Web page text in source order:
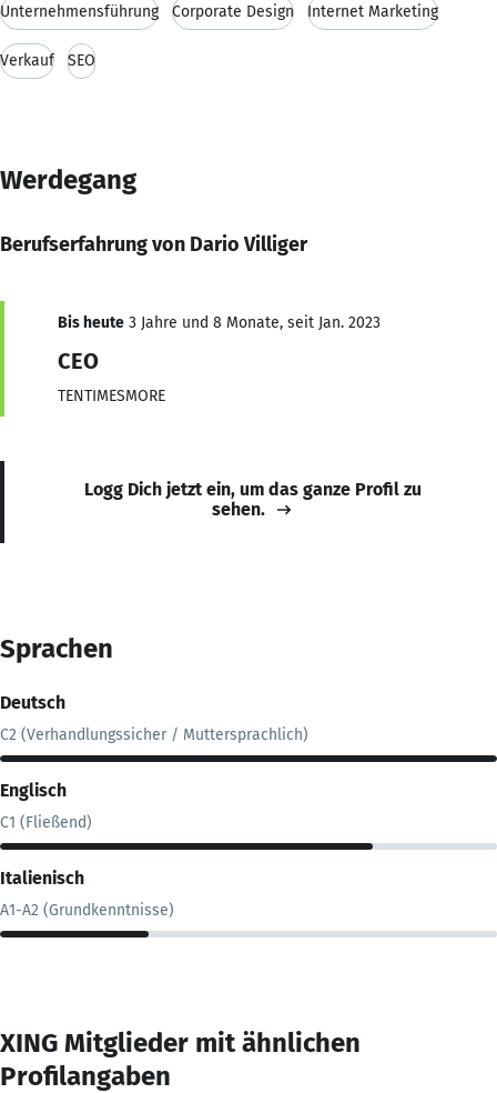
Unternehmensführung Corporate Design Internet Marketing
Verkauf SEO
Werdegang
Berufserfahrung von Dario Villiger
Bis heute 3 Jahre und 8 Monate, seit Jan. 2023
CEO
TENTIMESMORE
Logg Dich jetzt ein, um das ganze Profil zu
sehen.
Sprachen
Deutsch
C2 (Verhandlungssicher / Muttersprachlich)
Englisch
C1 (Fließend)
Italienisch
A1-A2 (Grundkenntnisse)
XING Mitglieder mit ähnlichen
Profilangaben